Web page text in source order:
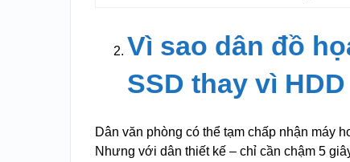
Vì sao dân đồ
SSD thay vì HDD
Dân văn phòng có thể tạm chấp nhận máy
Nhưng với dân thiết kế – chỉ cần chậm 5